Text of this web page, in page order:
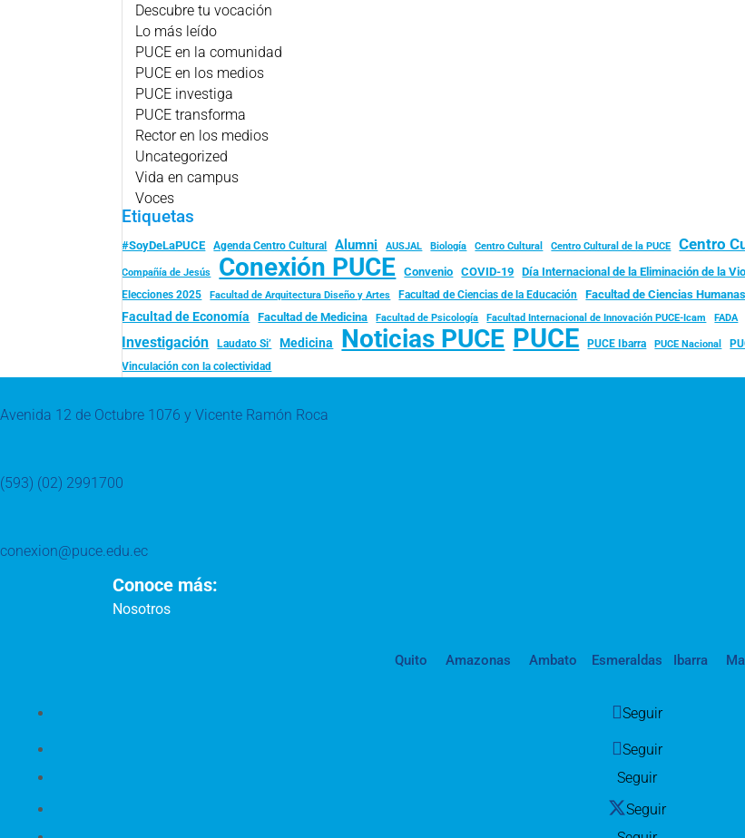
Descubre tu vocación
Lo más leído
PUCE en la comunidad
PUCE en los medios
PUCE investiga
PUCE transforma
Rector en los medios
Uncategorized
Vida en campus
Voces
Etiquetas
#SoyDeLaPUCE Agenda Centro Cultural Alumni AUSJAL Biología Centro Cultural Centro Cultural de la PUCE Centro
Compañía de Jesús Conexión PUCE Convenio COVID-19 Día Internacional de la Eliminación de la
Elecciones 2025
Facultad de Arquitectura Diseño y Artes Facultad de Ciencias de la Educación Facultad de Ciencias Humanas
Facultad de Economía Facultad de Medicina Facultad de Psicología Facultad Internacional de Innovación PUCE-Icam FADA
Investigación Laudato Si’ Medicina Noticias PUCE PUCE PUCE Ibarra PUCE Nacional
Vinculación con la colectividad
Avenida 12 de Octubre 1076 y Vicente Ramón Roca
(593) (02) 2991700
conexion@puce.edu.ec
Conoce más:
Nosotros
Quito Amazonas Ambato Esmeraldas Ibarra
Seguir
Seguir
Seguir
Seguir